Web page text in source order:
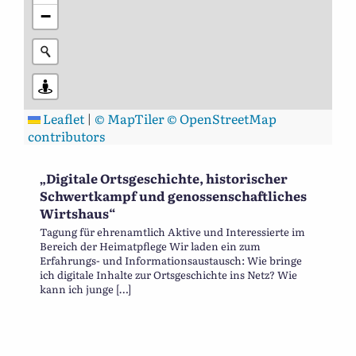
−
Leaflet | © MapTiler© OpenStreetMap
contributors
„Digitale Ortsgeschichte, historischer
Schwertkampf und genossenschaftliches
Wirtshaus“
Tagung für ehrenamtlich Aktive und Interessierte im
Bereich der Heimatpflege Wir laden ein zum
Erfahrungs- und Informationsaustausch: Wie bringe
ich digitale Inhalte zur Ortsgeschichte ins Netz? Wie
kann ich junge […]